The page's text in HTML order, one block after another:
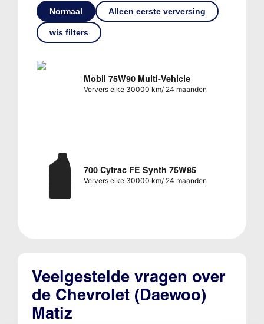
Normaal Alleen eerste verversing
wis filters
Mobil 75W90 Multi-Vehicle
Ververs elke 30000 km/ 24 maanden
700 Cytrac FE Synth 75W85
Ververs elke 30000 km/ 24 maanden
Veelgestelde vragen over
de Chevrolet (Daewoo)
Matiz